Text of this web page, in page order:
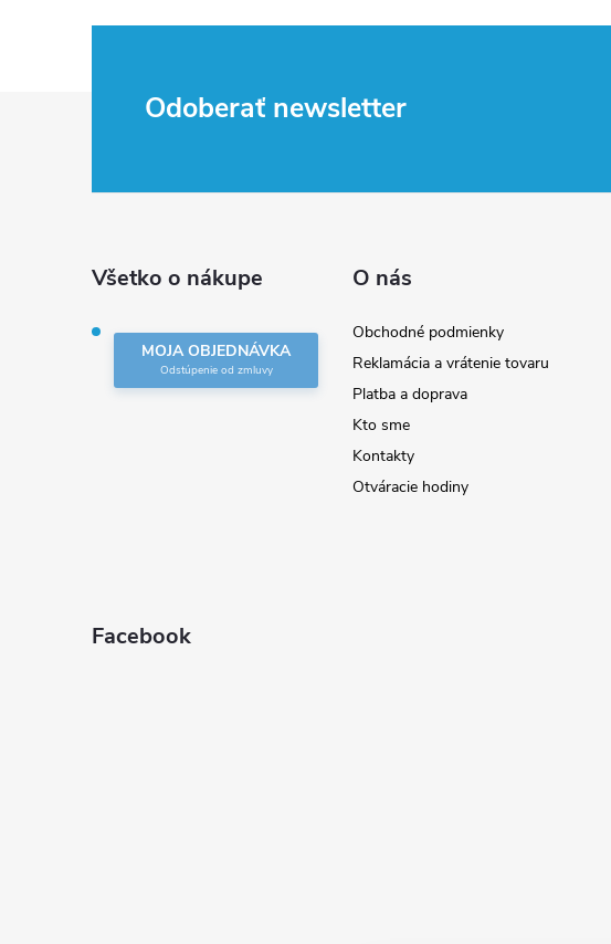
Odoberať newsletter
Všetko o nákupe
MOJA OBJEDNÁVKA
O nás
Obchodné podmienky
Reklamácia a vrátenie tovaru
Platba a doprava
Kto sme
Kontakty
Otváracie hodiny
Facebook